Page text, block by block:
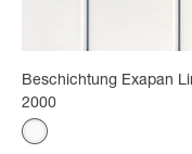
Beschichtung Exapan
2000
Farbe
Weiß